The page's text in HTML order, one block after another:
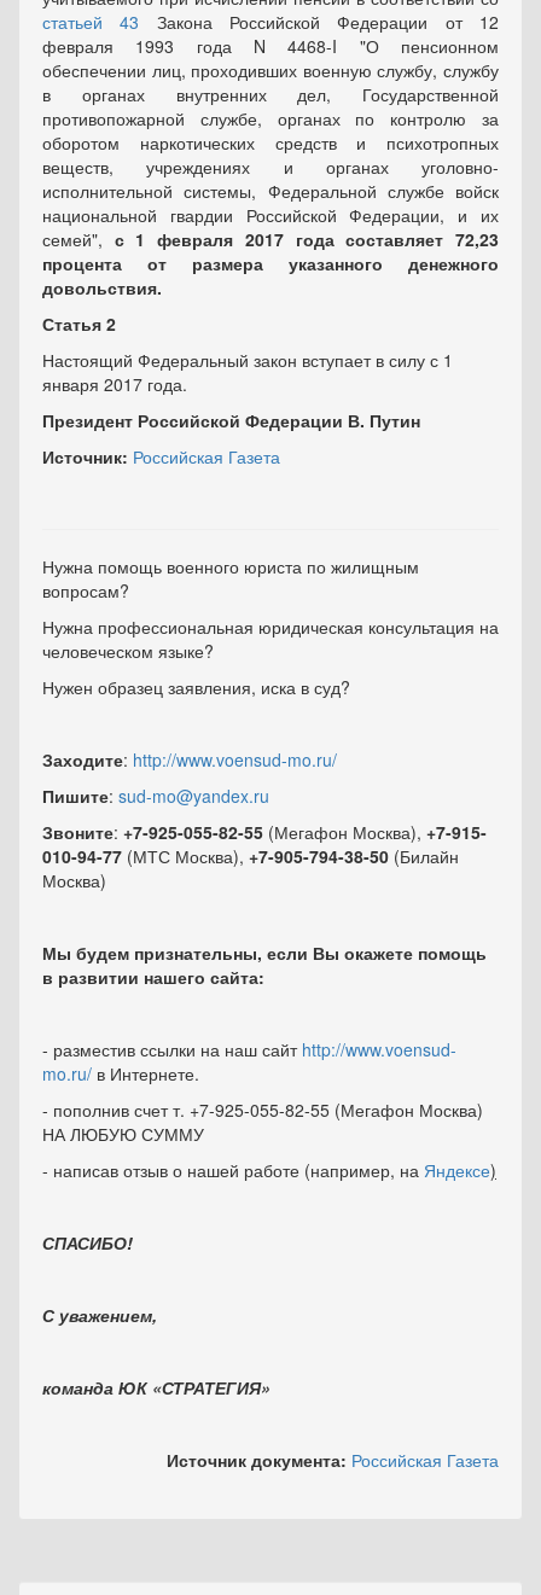
статьей 43 Закона Российской Федерации от 12
февраля 1993 года N 4468-I "О пенсионном
обеспечении лиц, проходивших военную службу, службу
в органах внутренних дел, Государственной
противопожарной службе, органах по контролю за
оборотом наркотических средств и психотропных
веществ, учреждениях и органах уголовно-
исполнительной системы, Федеральной службе войск
национальной гвардии Российской Федерации, и их
семей", с 1 февраля 2017 года составляет 72,23
процента от размера указанного денежного
довольствия.
Статья 2
Настоящий Федеральный закон вступает в силу с 1
января 2017 года.
Президент Российской Федерации В. Путин
Источник: Российская Газета
Нужна помощь военного юриста по жилищным
вопросам?
Нужна профессиональная юридическая консультация на
человеческом языке?
Нужен образец заявления, иска в суд?
Заходите: http://www.voensud-mo.ru/
Пишите: sud-mo@yandex.ru
Звоните: +7-925-055-82-55 (Мегафон Москва), +7-915-
010-94-77 (МТС Москва), +7-905-794-38-50 (Билайн
Москва)
Мы будем признательны, если Вы окажете помощь
в развитии нашего сайта:
- разместив ссылки на наш сайт http://www.voensud-
mo.ru/ в Интернете.
- пополнив счет т. +7-925-055-82-55 (Мегафон Москва)
НА ЛЮБУЮ СУММУ
- написав отзыв о нашей работе (например, на Яндексе)
СПАСИБО!
С уважением,
команда ЮК «СТРАТЕГИЯ»
Источник документа: Российская Газета